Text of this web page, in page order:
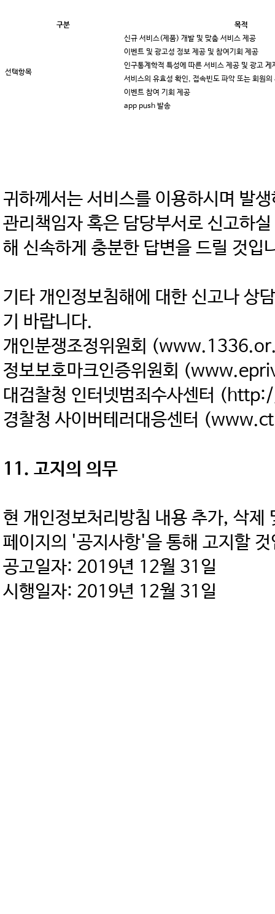
구분 목적
선택항목
신규 서비스(제품) 개발 및 맞춤 서비스 제공
이벤트 및 광고성 정보 제공 및 참여기회 제공
인구통계학적 특성에 따른 서비스 제공 및 광고 게
서비스의 유효성 확인, 접속빈도 파악 또는 회원
이벤트 참여 기회 제공
app push 발송
귀하께서는 서비스를 이용하시며 발
관리책임자 혹은 담당부서로 신고하
해 신속하게 충분한 답변을 드릴 것입
기타 개인정보침해에 대한 신고나 상
기 바랍니다.
개인분쟁조정위원회
정보보호마크인증위원회
대검찰청 인터넷범죄수사센터
경찰청 사이버테러대응센터
11. 고지의 의무
현 개인정보처리방침 내용 추가, 삭
페이지의 '공지사항'을 통해 고지할
공고일자: 2019년 12월 31일
시행일자: 2019년 12월 31일